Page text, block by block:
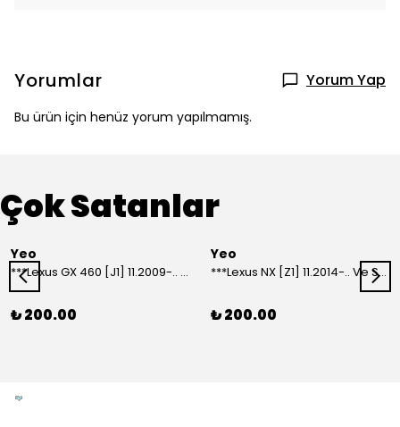
Yorumlar Yorum Yap
Bu ürün için henüz yorum yapılmamış.
Çok Satanlar
Yeo
***Lexus GX 460 [J1] 11.2009-.. Ve Sonrası Model Yılları İçin Uyumlu Yeo Arka Silecek
₺ 200.00
Yeo
***Lexus NX [Z1] 11.2014-.. Ve Sonrası Model Yılları İçin Uyumlu Yeo Arka Silecek
₺ 200.00